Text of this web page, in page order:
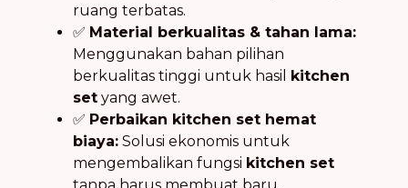
ruang terbatas.
✅ Material berkualitas & tahan lama:
Menggunakan bahan pilihan
berkualitas tinggi untuk hasil kitchen
set yang awet.
✅ Perbaikan kitchen set hemat
biaya: Solusi ekonomis untuk
mengembalikan fungsi kitchen set
tanpa harus membuat baru.